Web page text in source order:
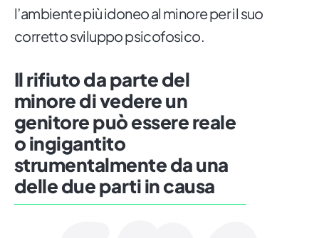
l’ambiente più idoneo al minore per il suo
corretto sviluppo psicofosico.
Il rifiuto da parte del
minore di vedere un
genitore può essere reale
o ingigantito
strumentalmente da una
delle due parti in causa